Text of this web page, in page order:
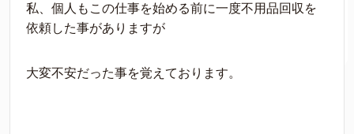
私、個人もこの仕事を始める前に一度不用品回収を
依頼した事がありますが
大変不安だった事を覚えております。